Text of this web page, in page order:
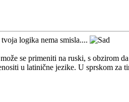
logika nema smisla....
se primeniti na ruski, s obzirom
u latinične jezike. U sprskom za